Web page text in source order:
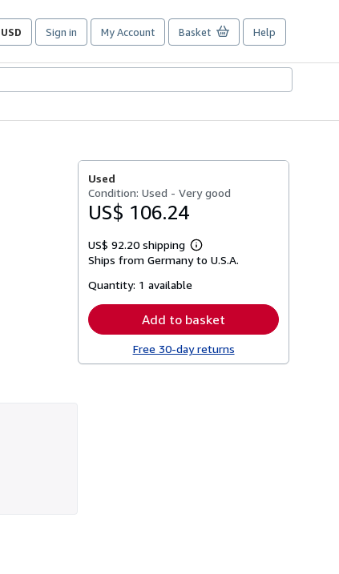
USD
Site
preferences
Sign in My Account Basket Help
Used
Condition: Used - Very good
US$ 106.24
US$ 92.20 shipping
Learn
more
Ships from Germany to U.S.A.
Quantity: 1 available
Add to basket
Free 30-day returns